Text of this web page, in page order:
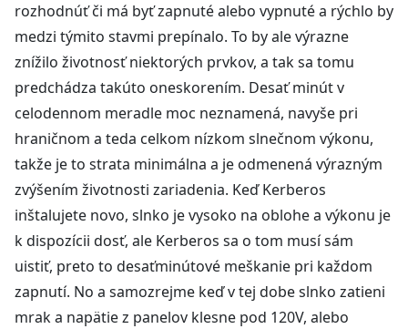
rozhodnúť či má byť zapnuté alebo vypnuté a rýchlo by
medzi týmito stavmi prepínalo. To by ale výrazne
znížilo životnosť niektorých prvkov, a tak sa tomu
predchádza takúto oneskorením. Desať minút v
celodennom meradle moc neznamená, navyše pri
hraničnom a teda celkom nízkom slnečnom výkonu,
takže je to strata minimálna a je odmenená výrazným
zvýšením životnosti zariadenia. Keď Kerberos
inštalujete novo, slnko je vysoko na oblohe a výkonu je
k dispozícii dosť, ale Kerberos sa o tom musí sám
uistiť, preto to desaťminútové meškanie pri každom
zapnutí. No a samozrejme keď v tej dobe slnko zatieni
mrak a napätie z panelov klesne pod 120V, alebo